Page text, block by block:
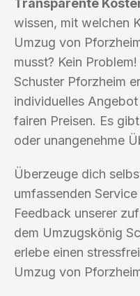
Transparente
wissen, mit welchen
Umzug von
musst? Kein
Schuster Pforzheim
individuelles
fairen Preisen. Es
oder unangenehme
Überzeuge dich
umfassenden
Feedback unserer
dem Umzugskönig
erlebe einen
Umzug von